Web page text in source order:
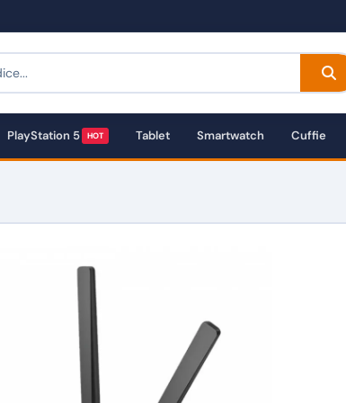
PlayStation 5 HOT Tablet Smartwatch Cuffie